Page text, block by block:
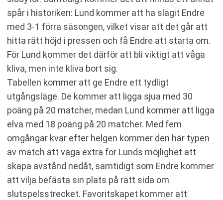
spår i historiken: Lund kommer att ha slagit Endre
med 3-1 förra säsongen, vilket visar att det går att
hitta rätt höjd i pressen och få Endre att starta om.
För Lund kommer det därför att bli viktigt att våga
kliva, men inte kliva bort sig.
Tabellen kommer att ge Endre ett tydligt
utgångsläge. De kommer att ligga sjua med 30
poäng på 20 matcher, medan Lund kommer att ligga
elva med 18 poäng på 20 matcher. Med fem
omgångar kvar efter helgen kommer den här typen
av match att väga extra för Lunds möjlighet att
skapa avstånd nedåt, samtidigt som Endre kommer
att vilja befästa sin plats på rätt sida om
slutspelsstrecket. Favoritskapet kommer att